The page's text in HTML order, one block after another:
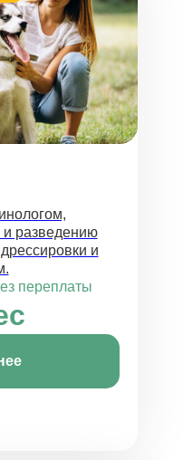
и разведению
и
переплаты